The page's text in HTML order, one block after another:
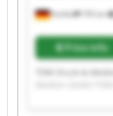
Krefeld 795 km
Price info
Druck & Medien